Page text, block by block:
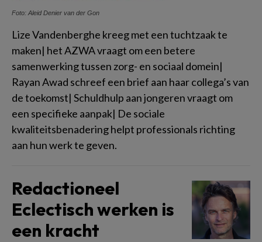
Foto: Aleid Denier van der Gon
Lize Vandenberghe kreeg met een tuchtzaak te
maken| het AZWA vraagt om een betere
samenwerking tussen zorg- en sociaal domein|
Rayan Awad schreef een brief aan haar collega’s van
de toekomst| Schuldhulp aan jongeren vraagt om
een specifieke aanpak| De sociale
kwaliteitsbenadering helpt professionals richting
aan hun werk te geven.
Redactioneel
Eclectisch werken is
een kracht